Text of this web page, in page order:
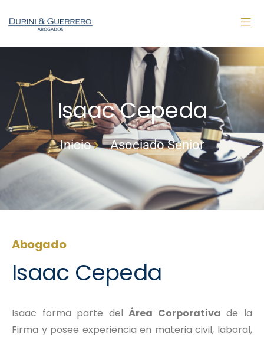
Isaac Cepeda
Inicio Asociado Senior
Abogado
Isaac Cepeda
Isaac forma parte delÁrea Corporativa de la
Firma y posee experiencia en materia civil, laboral,